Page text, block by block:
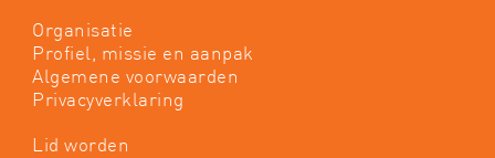
Organisatie
Profiel, missie en aanpak
Algemene voorwaarden
Privacyverklaring
Lid worden